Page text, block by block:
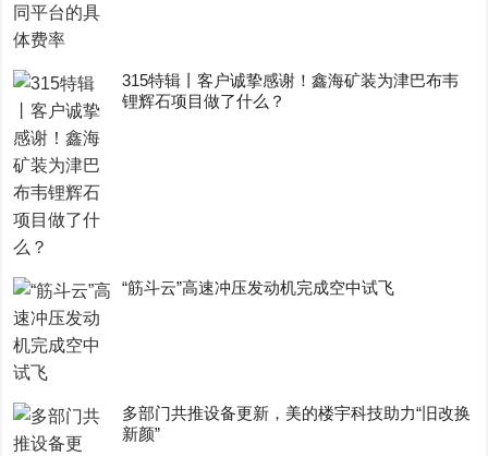
315特辑丨客户诚挚感谢！鑫海矿装为津巴布韦
锂辉石项目做了什么？
“筋斗云”高速冲压发动机完成空中试飞
多部门共推设备更新，美的楼宇科技助力“旧改换
新颜”